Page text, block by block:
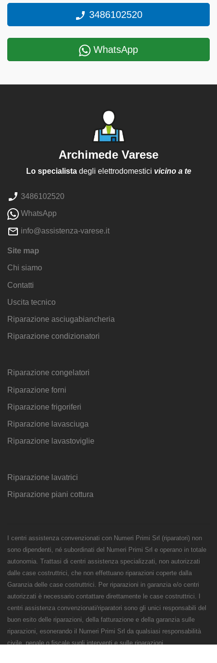
3486102520
WhatsApp
Archimede Varese
Lo specialistadegli elettrodomestici vicino a te
3486102520
WhatsApp
info@assistenza-varese.it
Site map
Chi siamo
Contatti
Uscita tecnico
Riparazione asciugabiancheria
Riparazione condizionatori
Riparazione congelatori
Riparazione forni
Riparazione frigoriferi
Riparazione lavasciuga
Riparazione lavastoviglie
Riparazione lavatrici
Riparazione piani cottura
I centri assistenza convenzionati con Numeri Primi Srl (riparatori) non
sono dipendenti, né subordinati del Numeri Primi Srl e operano in totale
autonomia. Trattasi di centri assistenza specializzati, non autorizzati
dalle case costruttrici, che non effettuano riparazioni coperte dalla
Garanzia delle case costruttrici. Per riparazioni in garanzia e/o centri
autorizzati è necessario contattare direttamente le case costruttrici. I
centri assistenza convenzionati/riparatori sono gli unici responsabili del
buon esito delle riparazioni, della fatturazione e della garanzia sulle
riparazioni, esonerando il Numeri Primi Srl da qualsiasi responsabilità
civile, penale o fiscale sugli interventi e sulle riparazioni.